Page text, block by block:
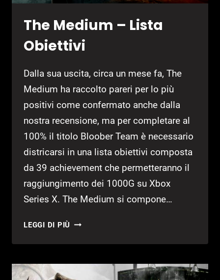
The Medium – Lista
Obiettivi
Dalla sua uscita, circa un mese fa, The
Medium ha raccolto pareri per lo più
positivi come confermato anche dalla
nostra recensione, ma per completare al
100% il titolo Bloober Team è necessario
districarsi in una lista obiettivi composta
da 39 achievement che permetteranno il
raggiungimento dei 1000G su Xbox
Series X. The Medium si compone…
LEGGI DI PIÙ THE